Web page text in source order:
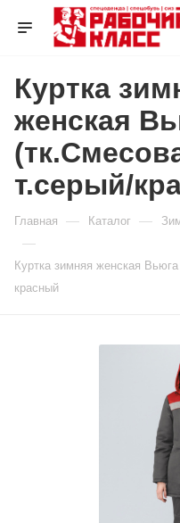
Куртка
женская
т.серый/
Главная — Каталог —
—
Куртка зимняя женская
красный